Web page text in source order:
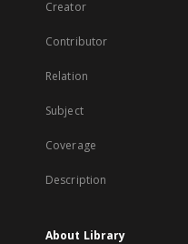
Creator
Contributor
Relation
Subject
Coverage
Description
About Library